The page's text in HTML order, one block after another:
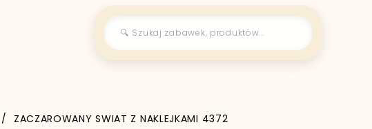
ZACZAROWANY SWIAT Z NAKLEJKAMI 4372